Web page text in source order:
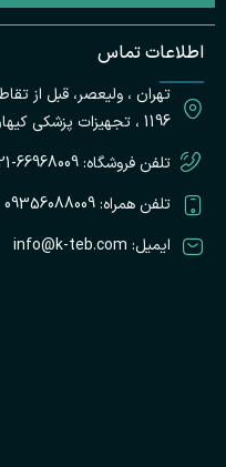
اطلاعات تماس
تهران ، ولیعصر، قبل از
1196 ، تجهیزات پزشکی کیهان طب
تلفن فروشگاه: 66968009-021
تلفن همراه: 09356088009
ایمیل: info@k-teb.com